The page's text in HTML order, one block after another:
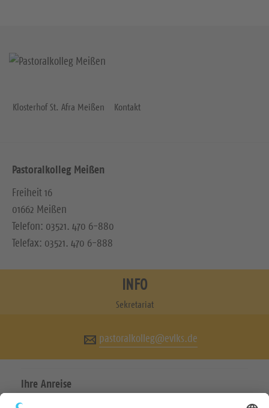
Klosterhof St. Afra Meißen Kontakt
Pastoralkolleg Meißen
Freiheit 16
01662 Meißen
Telefon: 03521. 470 6-880
Telefax: 03521. 470 6-888
INFO
Sekretariat
pastoralkolleg@evlks.de
Ihre Anreise